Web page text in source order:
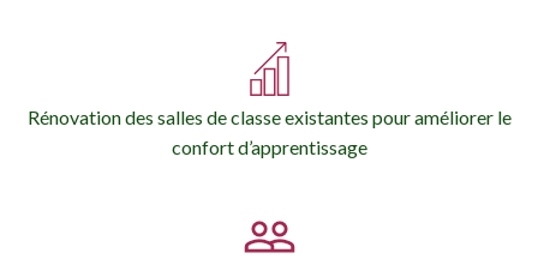
Rénovation des salles de classe existantes pour améliorer le
confort d’apprentissage